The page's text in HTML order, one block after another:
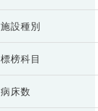
施設種別
標榜科目
病床数